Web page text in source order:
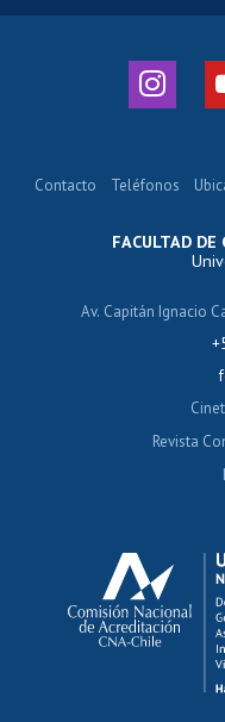
FACULTAD DE
Av. Capitán Ignacio
Contacto Teléfonos
Revista